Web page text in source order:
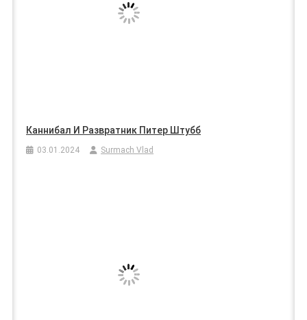
Каннибал И Развратник Питер Штубб
03.01.2024 Surmach Vlad